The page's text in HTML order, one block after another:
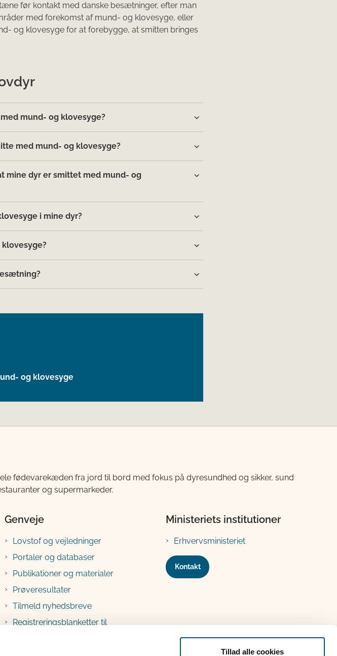
Tillad alle cookies
før kontakt med danske besætninger, efter man
med forekomst af mund- og klovesyge, eller
og klovesyge for at forebygge, at smitten bringes
mund- og klovesyge?
med mund- og klovesyge?
mine dyr er smittet med mund- og
i mine dyr?
klovesyge?
og klovesyge
fødevarekæden fra jord til bord med fokus på dyresundhed og sikker, sund
og supermarkeder.
Genveje
Lovstof og vejledninger
Portaler og databaser
Publikationer og materialer
Prøveresultater
Tilmeld nyhedsbreve
Registreringsblanketter til
Ministeriets institutioner
Erhvervsministeriet
Kontakt